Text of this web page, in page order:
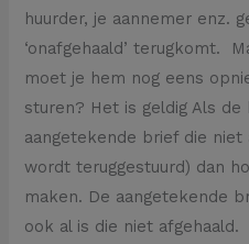
huurder, je aannemer enz.
‘onafgehaald’ terugkomt.
moet je hem nog eens
sturen? Het is geldig Als
aangetekende brief die
wordt teruggestuurd) dan
maken. De aangetekende
ook al is die niet